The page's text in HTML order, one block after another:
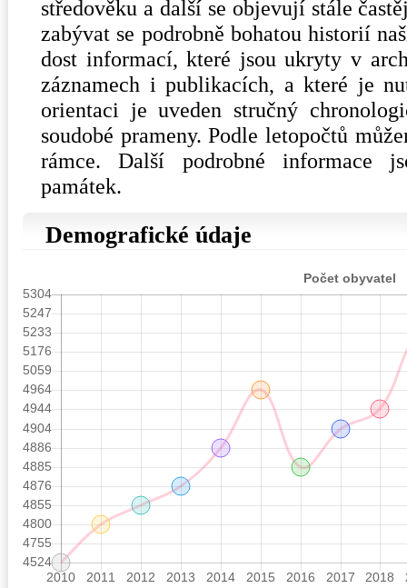
středověku a další se objevují stále
zabývat se podrobně bohatou historií
dost informací, které jsou ukryty v
záznamech i publikacích, a které je
orientaci je uveden stručný
soudobé prameny. Podle letopočtů
rámce. Další podrobné informace
památek.
Demografické údaje